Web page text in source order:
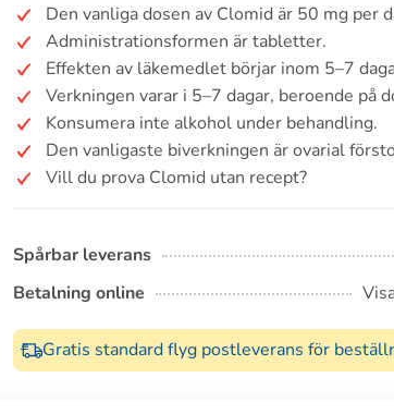
Den vanliga dosen av Clomid är 50 mg per
Administrationsformen är tabletter.
Effekten av läkemedlet börjar inom 5–7
Verkningen varar i 5–7 dagar, beroende på
Konsumera inte alkohol under behandling.
Den vanligaste biverkningen är ovarial
Vill du prova Clomid utan recept?
Spårbar leverans
Betalning online
Gratis standard flyg postleverans för